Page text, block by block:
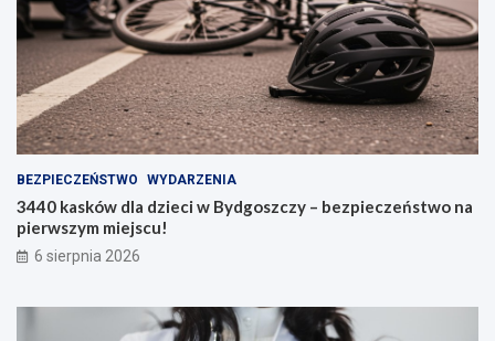
BEZPIECZEŃSTWO WYDARZENIA
3440 kasków dla dzieci w Bydgoszczy – bezpieczeństwo na
pierwszym miejscu!
6 sierpnia 2026